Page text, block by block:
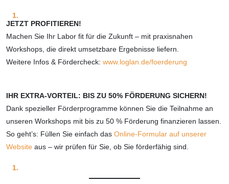
JETZT PROFITIEREN!
Machen Sie Ihr Labor fit für die Zukunft – mit praxisnahen
Workshops, die direkt umsetzbare Ergebnisse liefern.
Weitere Infos & Fördercheck: www.loglan.de/foerderung
IHR EXTRA-VORTEIL: BIS ZU 50% FÖRDERUNG SICHERN!
Dank spezieller Förderprogramme können Sie die Teilnahme an
unseren Workshops mit bis zu 50 % Förderung finanzieren lassen.
So geht’s: Füllen Sie einfach das Online-Formular auf unserer
Website aus – wir prüfen für Sie, ob Sie förderfähig sind.